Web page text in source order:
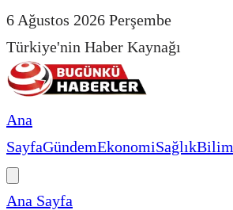
6 Ağustos 2026 Perşembe
Türkiye'nin Haber Kaynağı
Ana
SayfaGündemEkonomiSağlıkBilim
Ana Sayfa